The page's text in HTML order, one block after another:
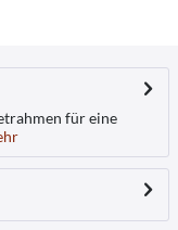
für eine